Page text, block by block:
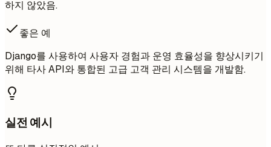
하지 않았음.
좋은 예
Django를 사용하여 사용자 경험과 운영 효율성을 향상시키기
위해 타사 API와 통합된 고급 고객 관리 시스템을 개발함.
실전 예시